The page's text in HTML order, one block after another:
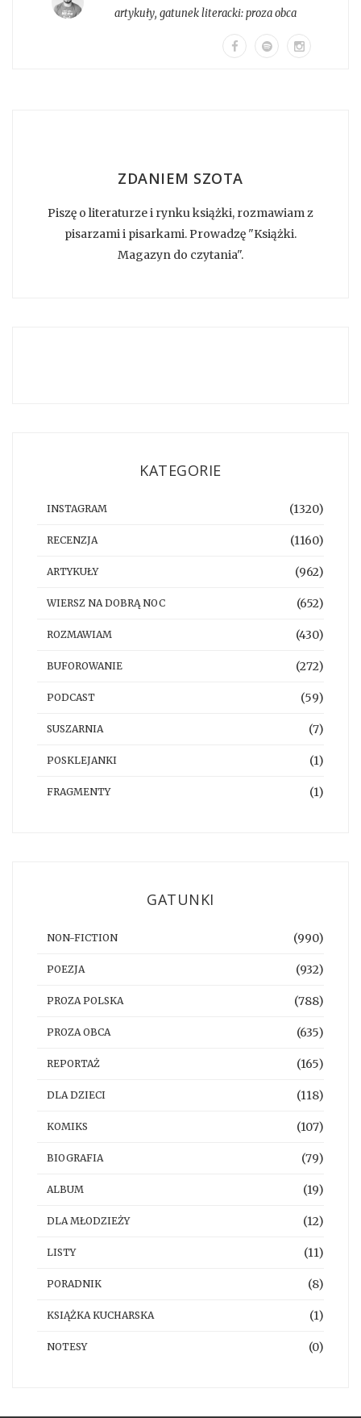
artykuły, gatunek literacki:proza obca
ZDANIEM SZOTA
Piszę o literaturze i rynku książki, rozmawiam z
pisarzami i pisarkami. Prowadzę "Książki.
Magazyn do czytania".
KATEGORIE
INSTAGRAM (1320)
RECENZJA (1160)
ARTYKUŁY (962)
WIERSZ NA DOBRĄ NOC (652)
ROZMAWIAM (430)
BUFOROWANIE (272)
PODCAST (59)
SUSZARNIA (7)
POSKLEJANKI (1)
FRAGMENTY (1)
GATUNKI
NON-FICTION (990)
POEZJA (932)
PROZA POLSKA (788)
PROZA OBCA (635)
REPORTAŻ (165)
DLA DZIECI (118)
KOMIKS (107)
BIOGRAFIA (79)
ALBUM (19)
DLA MŁODZIEŻY (12)
LISTY (11)
PORADNIK (8)
KSIĄŻKA KUCHARSKA (1)
NOTESY (0)